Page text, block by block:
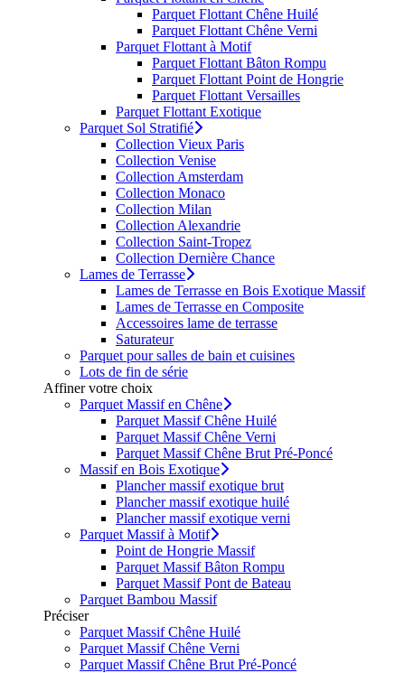
Parquet Flottant Chêne Huilé
Parquet Flottant Chêne Verni
Parquet Flottant à Motif
Parquet Flottant Bâton Rompu
Parquet Flottant Point de Hongrie
Parquet Flottant Versailles
Parquet Flottant Exotique
Parquet Sol Stratifié
Collection Vieux Paris
Collection Venise
Collection Amsterdam
Collection Monaco
Collection Milan
Collection Alexandrie
Collection Saint-Tropez
Collection Dernière Chance
Lames de Terrasse
Lames de Terrasse en Bois Exotique Massif
Lames de Terrasse en Composite
Accessoires lame de terrasse
Saturateur
Parquet pour salles de bain et cuisines
Lots de fin de série
Affiner votre choix
Parquet Massif en Chêne
Parquet Massif Chêne Huilé
Parquet Massif Chêne Verni
Parquet Massif Chêne Brut Pré-Poncé
Massif en Bois Exotique
Plancher massif exotique brut
Plancher massif exotique huilé
Plancher massif exotique verni
Parquet Massif à Motif
Point de Hongrie Massif
Parquet Massif Bâton Rompu
Parquet Massif Pont de Bateau
Parquet Bambou Massif
Préciser
Parquet Massif Chêne Huilé
Parquet Massif Chêne Verni
Parquet Massif Chêne Brut Pré-Poncé